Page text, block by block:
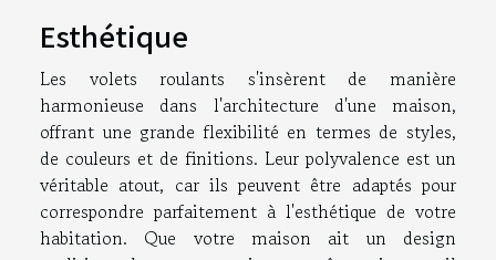
Esthétique
Les volets roulants s'insèrent de manière
harmonieuse dans l'architecture d'une maison,
offrant une grande flexibilité en termes de styles,
de couleurs et de finitions. Leur polyvalence est un
véritable atout, car ils peuvent être adaptés pour
correspondre parfaitement à l'esthétique de votre
habitation. Que votre maison ait un design